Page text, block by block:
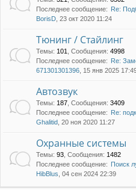
Последнее сообщение: Re:
BorisD , 23 окт 2020 11:24
Тюнинг / Стайлинг
Темы: 101 Сообщения: 4998
Последнее сообщение: Re:
671301301396 , 15 янв 2025
Автозвук
Темы: 187 Сообщения: 3409
Последнее сообщение: Re:
Ghalitid , 20 ноя 2020 11:27
Охранные системы
Темы: 93 Сообщения: 1482
Последнее сообщение: Поиск
HibBlus , 04 сен 2024 22:39